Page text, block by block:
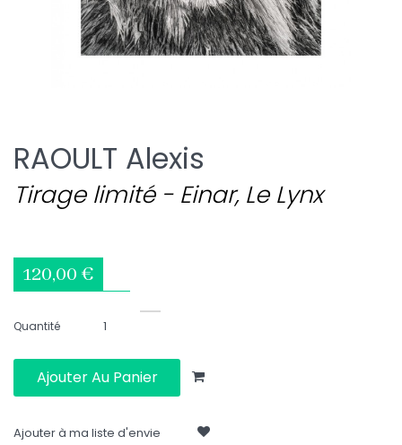
RAOULT Alexis
Tirage limité - Einar, Le Lynx
120,00 €
Quantité
Ajouter Au Panier
Ajouter à ma liste d'envie